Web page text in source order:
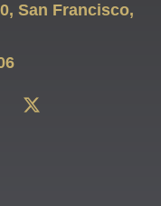
San Francisco,